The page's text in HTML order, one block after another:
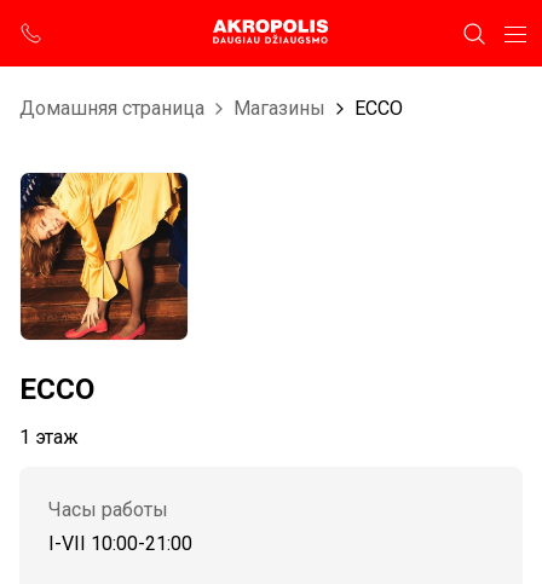
Домашняя страница Магазины ECCO
ECCO
1 этаж
Часы работы
I-VII 10:00-21:00